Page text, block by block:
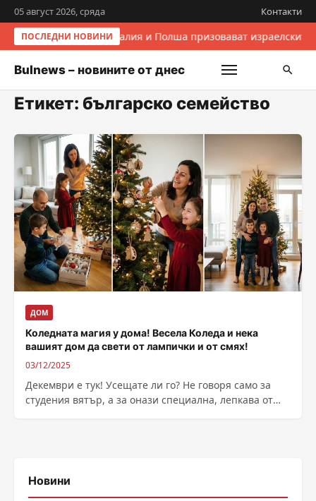
05 август 2026, сряда Контакти
ПОСЛЕДНИ НОВИНИИталия и Полша призовават
Bulnews – новините от днес
Етикет: българско семейство
ДОМ
Коледната магия у дома! Весела Коледа и нека
вашият дом да свети от лампички и от смях!
03/12/2025
Декември е тук! Усещате ли го? Не говоря само за
студения вятър, а за онази специална, лепкава от
Новини